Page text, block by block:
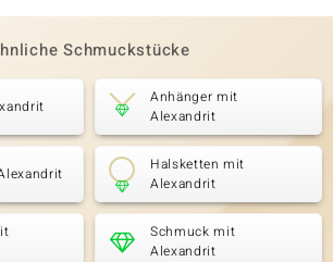
Schmuckstücke
Anhänger mit
Alexandrit
Halsketten mit
Alexandrit
Schmuck mit
Alexandrit